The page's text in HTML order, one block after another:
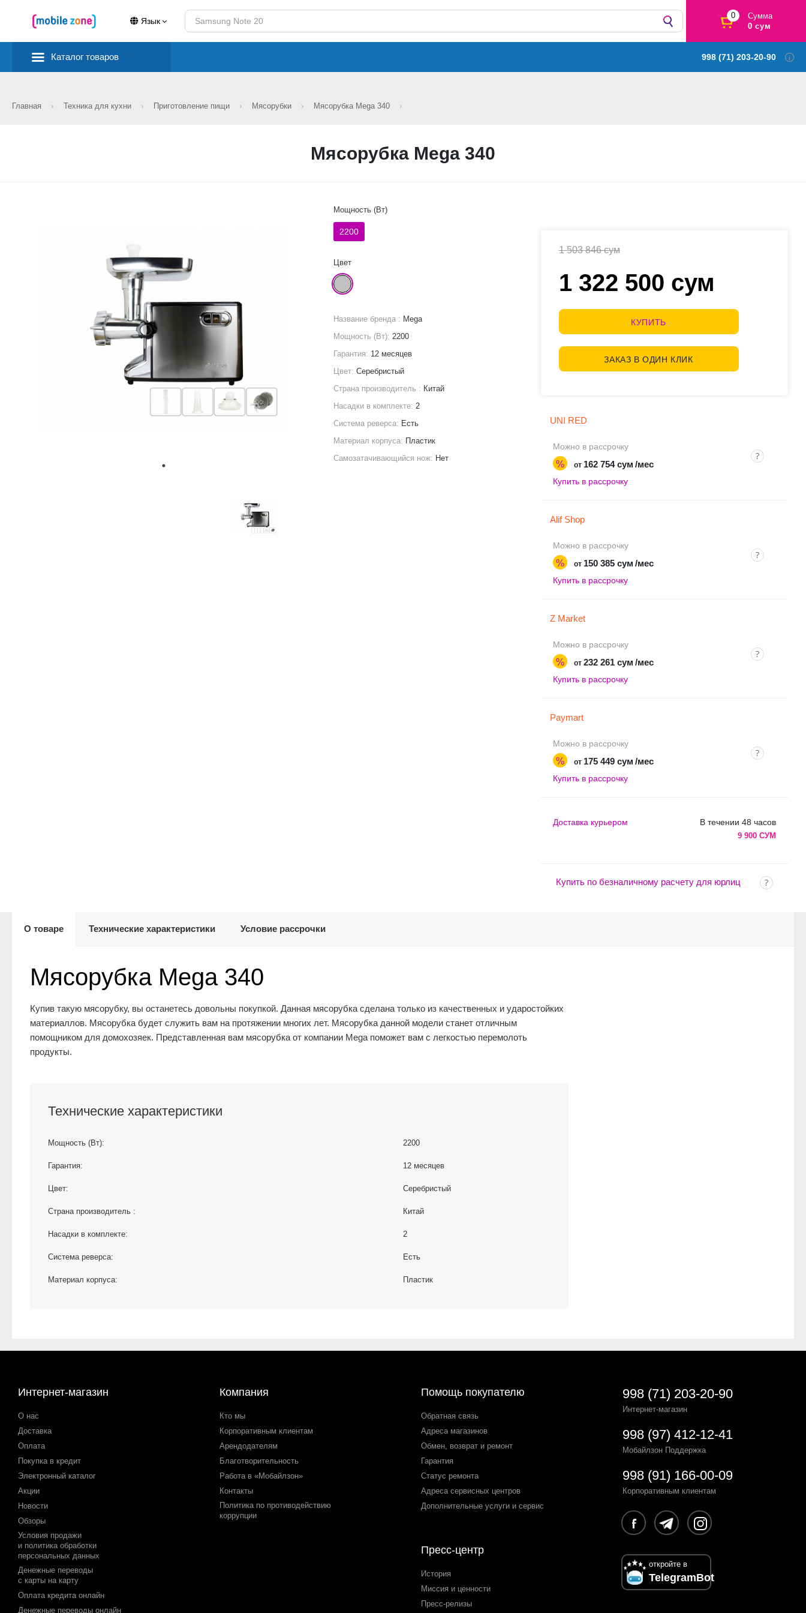
Язык
0
Сумма
0 сум
Каталог товаров 998 (71) 203-20-90
Главная Техника для кухни Приготовление пищи Мясорубки Мясорубка Mega 340
Мясорубка Mega 340
1 503 846 сум
1 322 500 сум
КУПИТЬ
ЗАКАЗ В ОДИН КЛИК
UNI RED
Можно в рассрочку
% от 162 754 сум /мес
Купить в рассрочку
Alif Shop
Можно в рассрочку
% от 150 385 сум /мес
Купить в рассрочку
Z Market
Можно в рассрочку
% от 232 261 сум /мес
Купить в рассрочку
Paymart
Можно в рассрочку
% от 175 449 сум /мес
Купить в рассрочку
Доставка курьером В течении 48 часов
9 900 СУМ
Купить по безналичному расчету для юрлиц
Мощность (Вт)
2200
Цвет
Название бренда : Mega
Мощность (Вт):2200
Гарантия: 12 месяцев
Цвет:Серебристый
Страна производитель : Китай
Насадки в комплекте:2
Система реверса: Есть
Материал корпуса: Пластик
Самозатачивающийся нож: Нет
О товаре Технические характеристики Условие рассрочки
Мясорубка Mega 340
Купив такую мясорубку, вы останетесь довольны покупкой. Данная мясорубка сделана только из качественных и ударостойких
материаллов. Мясорубка будет служить вам на протяжении многих лет. Мясорубка данной модели станет отличным
помощником для домохозяек. Представленная вам мясорубка от компании Mega поможет вам с легкостью перемолоть
продукты.
Технические характеристики
Мощность (Вт): 2200
Гарантия: 12 месяцев
Цвет: Серебристый
Страна производитель : Китай
Насадки в комплекте: 2
Система реверса: Есть
Материал корпуса: Пластик
Интернет-магазин
О нас
Доставка
Оплата
Покупка в кредит
Электронный каталог
Акции
Новости
Обзоры
Условия продажи
и политика обработки
персональных данных
Денежные переводы
с карты на карту
Оплата кредита онлайн
Денежные переводы онлайн
Компания
Кто мы
Корпоративным клиентам
Арендодателям
Благотворительность
Работа в «Мобайлзон»
Контакты
Политика по противодействию
коррупции
Помощь покупателю
Обратная связь
Адреса магазинов
Обмен, возврат и ремонт
Гарантия
Статус ремонта
Адреса сервисных центров
Дополнительные услуги и сервис
Пресс-центр
История
Миссия и ценности
Пресс-релизы
998 (71) 203-20-90
Интернет-магазин
998 (97) 412-12-41
Мобайлзон Поддержка
998 (91) 166-00-09
Корпоративным клиентам
откройте в
TelegramBot